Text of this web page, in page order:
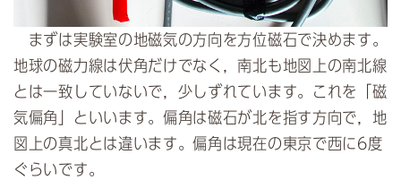
まずは実験室の地磁気の方向を方位磁石で決めます。
地球の磁力線は伏角だけでなく，南北も地図上の南北線
とは一致していないで，少しずれています。これを「磁
気偏角」といいます。偏角は磁石が北を指す方向で，地
図上の真北とは違います。偏角は現在の東京で西に6度
ぐらいです。